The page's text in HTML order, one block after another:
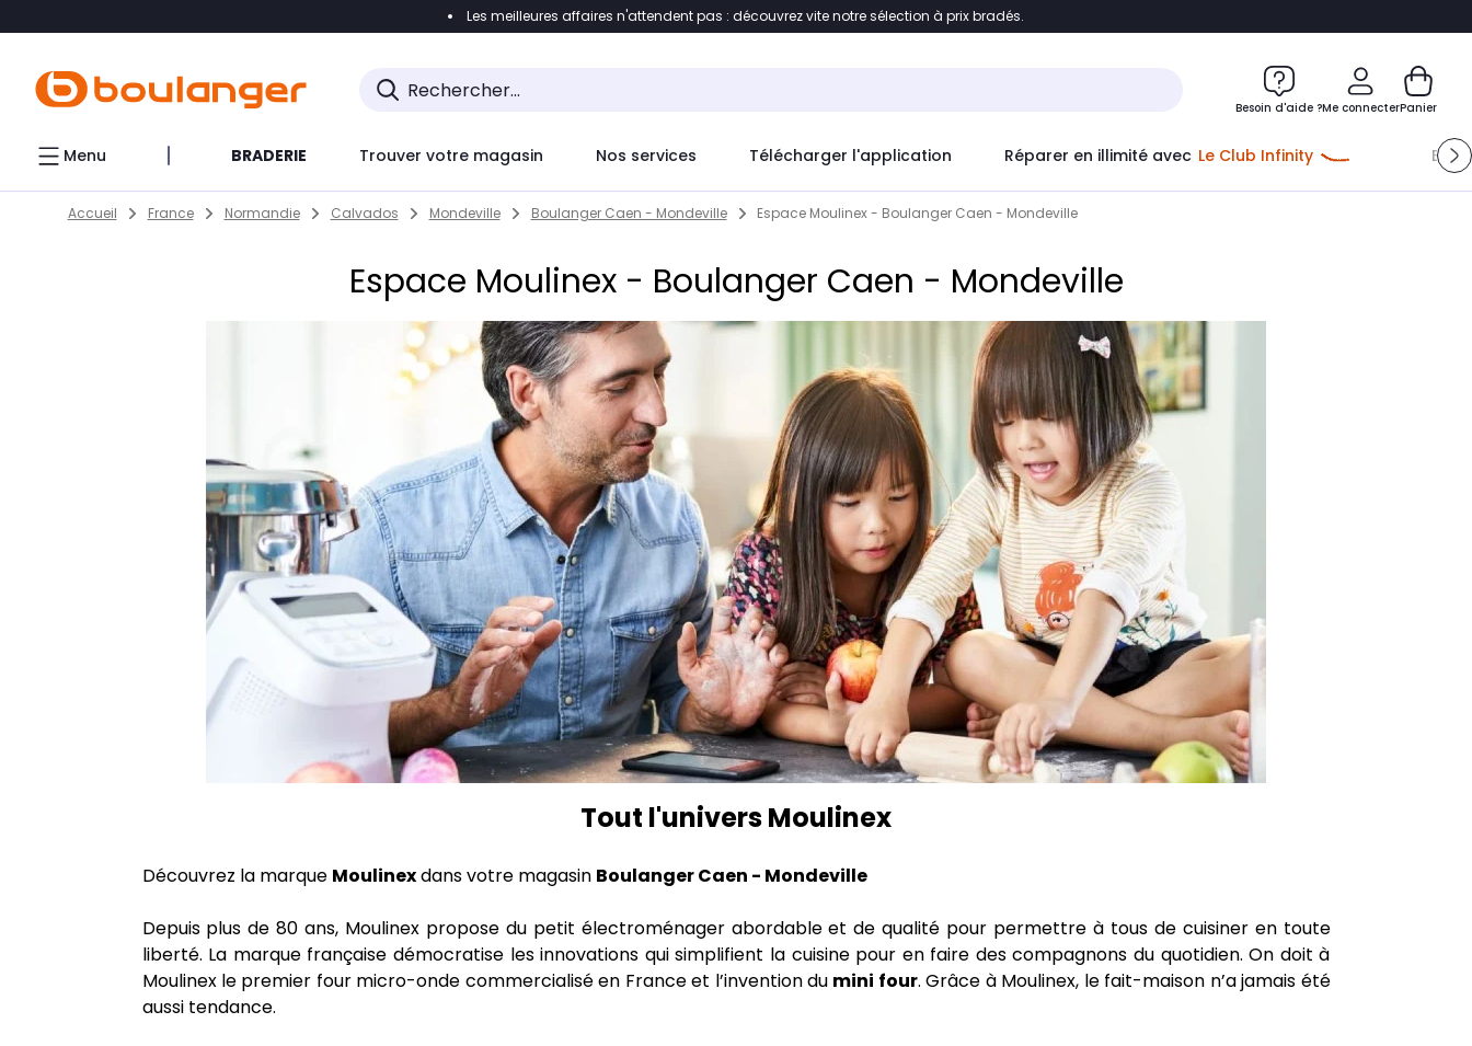
Accéder directement au contenu Accéder directement au pied de page Accéder directement au chatbot
Les meilleures affaires n'attendent pas : découvrez vite notre sélection à prix bradés.
Besoin d'aide ?Me connecterPanier
Menu BRADERIE Trouver votre magasin Nos services Télécharger l'application Réparer en illimité avec Le Club Infinity
Skip to content
Return to Nav
Accueil France Normandie Calvados Mondeville Boulanger Caen - Mondeville Espace Moulinex - Boulanger Caen - Mondeville
Espace Moulinex - Boulanger Caen - Mondeville
Tout l'univers Moulinex
Découvrez la marque Moulinexdans votre magasin Boulanger Caen - Mondeville
Depuis plus de 80 ans, Moulinex propose du petit électroménager abordable et de qualité pour permettre à tous de cuisiner en toute
liberté. La marque française démocratise les innovations qui simplifient la cuisine pour en faire des compagnons du quotidien. On doit à
Moulinex le premier four micro-onde commercialisé en France et l’invention du mini four. Grâce à Moulinex, le fait-maison n’a jamais été
aussi tendance.